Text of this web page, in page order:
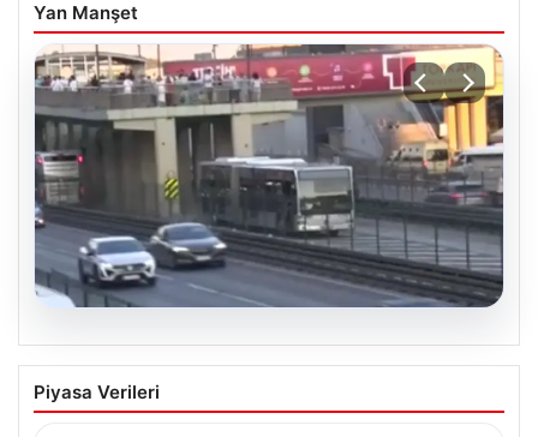
Yan Manşet
04.08.2026
Yola düştü, metrobüs çarptı: Kadının
durumu kritik
Piyasa Verileri